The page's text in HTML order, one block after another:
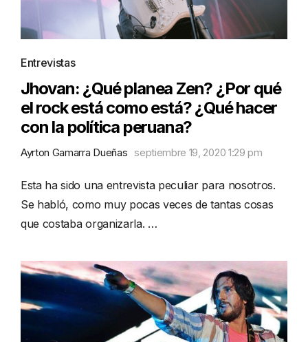
Entrevistas
Jhovan: ¿Qué planea Zen? ¿Por qué
el rock está como está? ¿Qué hacer
con la política peruana?
Ayrton Gamarra Dueñas septiembre 19, 2020 1:29 pm
Esta ha sido una entrevista peculiar para nosotros.
Se habló, como muy pocas veces de tantas cosas
que costaba organizarla. …